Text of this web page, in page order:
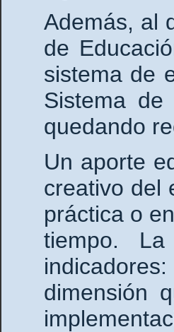
Además, al
de
sistema de
Sistema de
quedando
Un aporte
creativo del
práctica o
tiempo.
dimensión